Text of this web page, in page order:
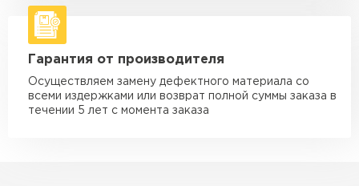
Манипулятор до 5 тн
макс. длина груза 5 м
Манипулятор до 10 тн
макс. длина груза 10 м
Манипулятор до 15 тн
Гарантия от производителя
Осуществляем замену дефектного материала со
всеми издержками или возврат полной суммы заказа в
течении 5 лет с момента заказа